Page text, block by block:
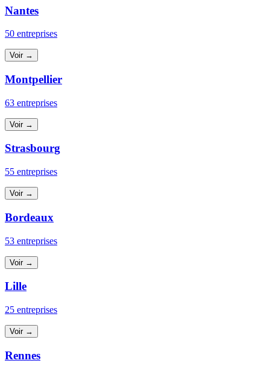
Nantes
50 entreprises
Voir →
Montpellier
63 entreprises
Voir →
Strasbourg
55 entreprises
Voir →
Bordeaux
53 entreprises
Voir →
Lille
25 entreprises
Voir →
Rennes